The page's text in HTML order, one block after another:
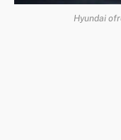
Hyundai